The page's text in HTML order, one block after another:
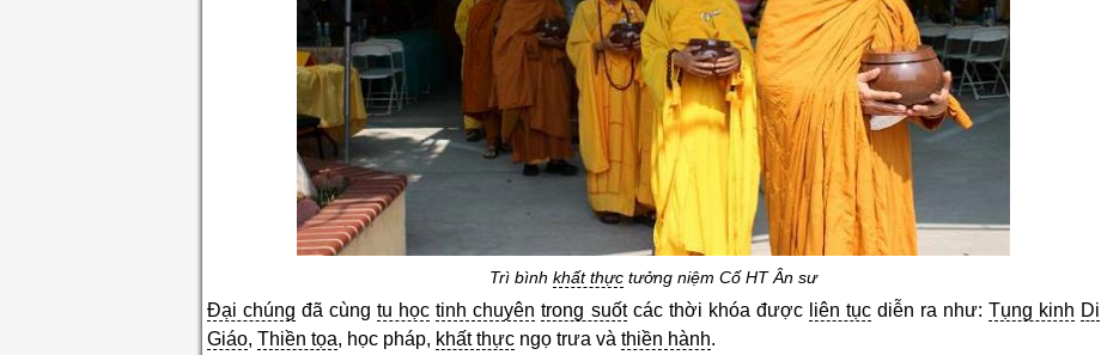
Trì bình khất thực tưởng niệm Cố HT Ân sư
Đại chúng đã cùngtu học tinh chuyên trong suốtcác thời khóa được liên tụcdiễn ra như:Tụng kinh Di
Giáo, Thiền tọa, học pháp, khất thực ngọ trưa và thiền hành.